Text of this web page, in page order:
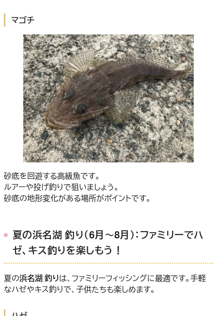
マゴチ
砂底を回遊する高級魚です。
ルアーや投げ釣りで狙いましょう。
砂底の地形変化がある場所がポイントです。
夏の浜名湖 釣り（6月～8月）：ファミリーでハ
ゼ、キス釣りを楽しもう！
夏の浜名湖 釣りは、ファミリーフィッシングに最適です。手軽
なハゼやキス釣りで、子供たちも楽しめます。